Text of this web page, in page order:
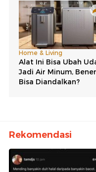
Rekomendasi